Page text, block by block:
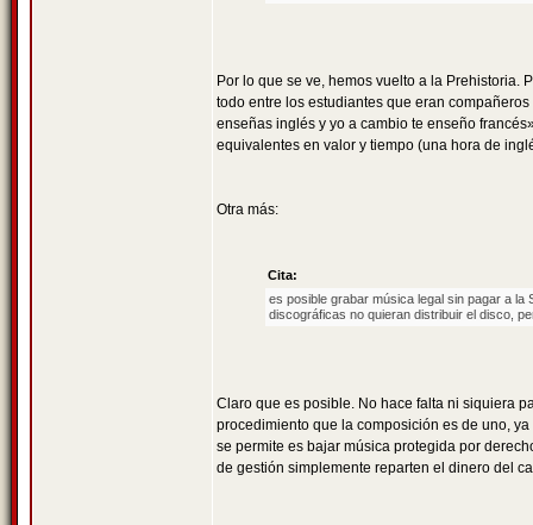
Por lo que se ve, hemos vuelto a la Prehistoria.
todo entre los estudiantes que eran
enseñas inglés y yo a cambio te enseño
equivalentes en valor y tiempo (una hora de
Otra más:
Cita:
es posible grabar música legal sin pagar a
discográficas no quieran distribuir el disco,
Claro que es posible. No hace falta ni siquiera
procedimiento que la composición es de uno,
se permite es bajar música protegida por
de gestión simplemente reparten el dinero del